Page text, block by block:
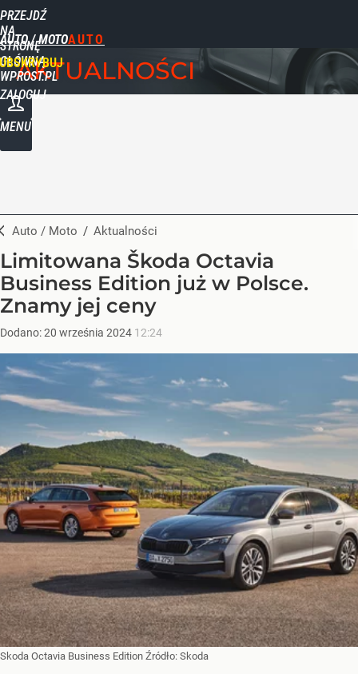
PRZEJDŹ
NA
STRONĘ
GŁÓWNĄ
WPROST.PL
AUTO / MOTO
ZALOGUJ
MENU
AKTUALNOŚCI
Auto / Moto / Aktualności
Limitowana Škoda Octavia
Business Edition już w Polsce.
Znamy jej ceny
Dodano:20 września 2024 12:24
Skoda Octavia Business Edition Źródło: Skoda